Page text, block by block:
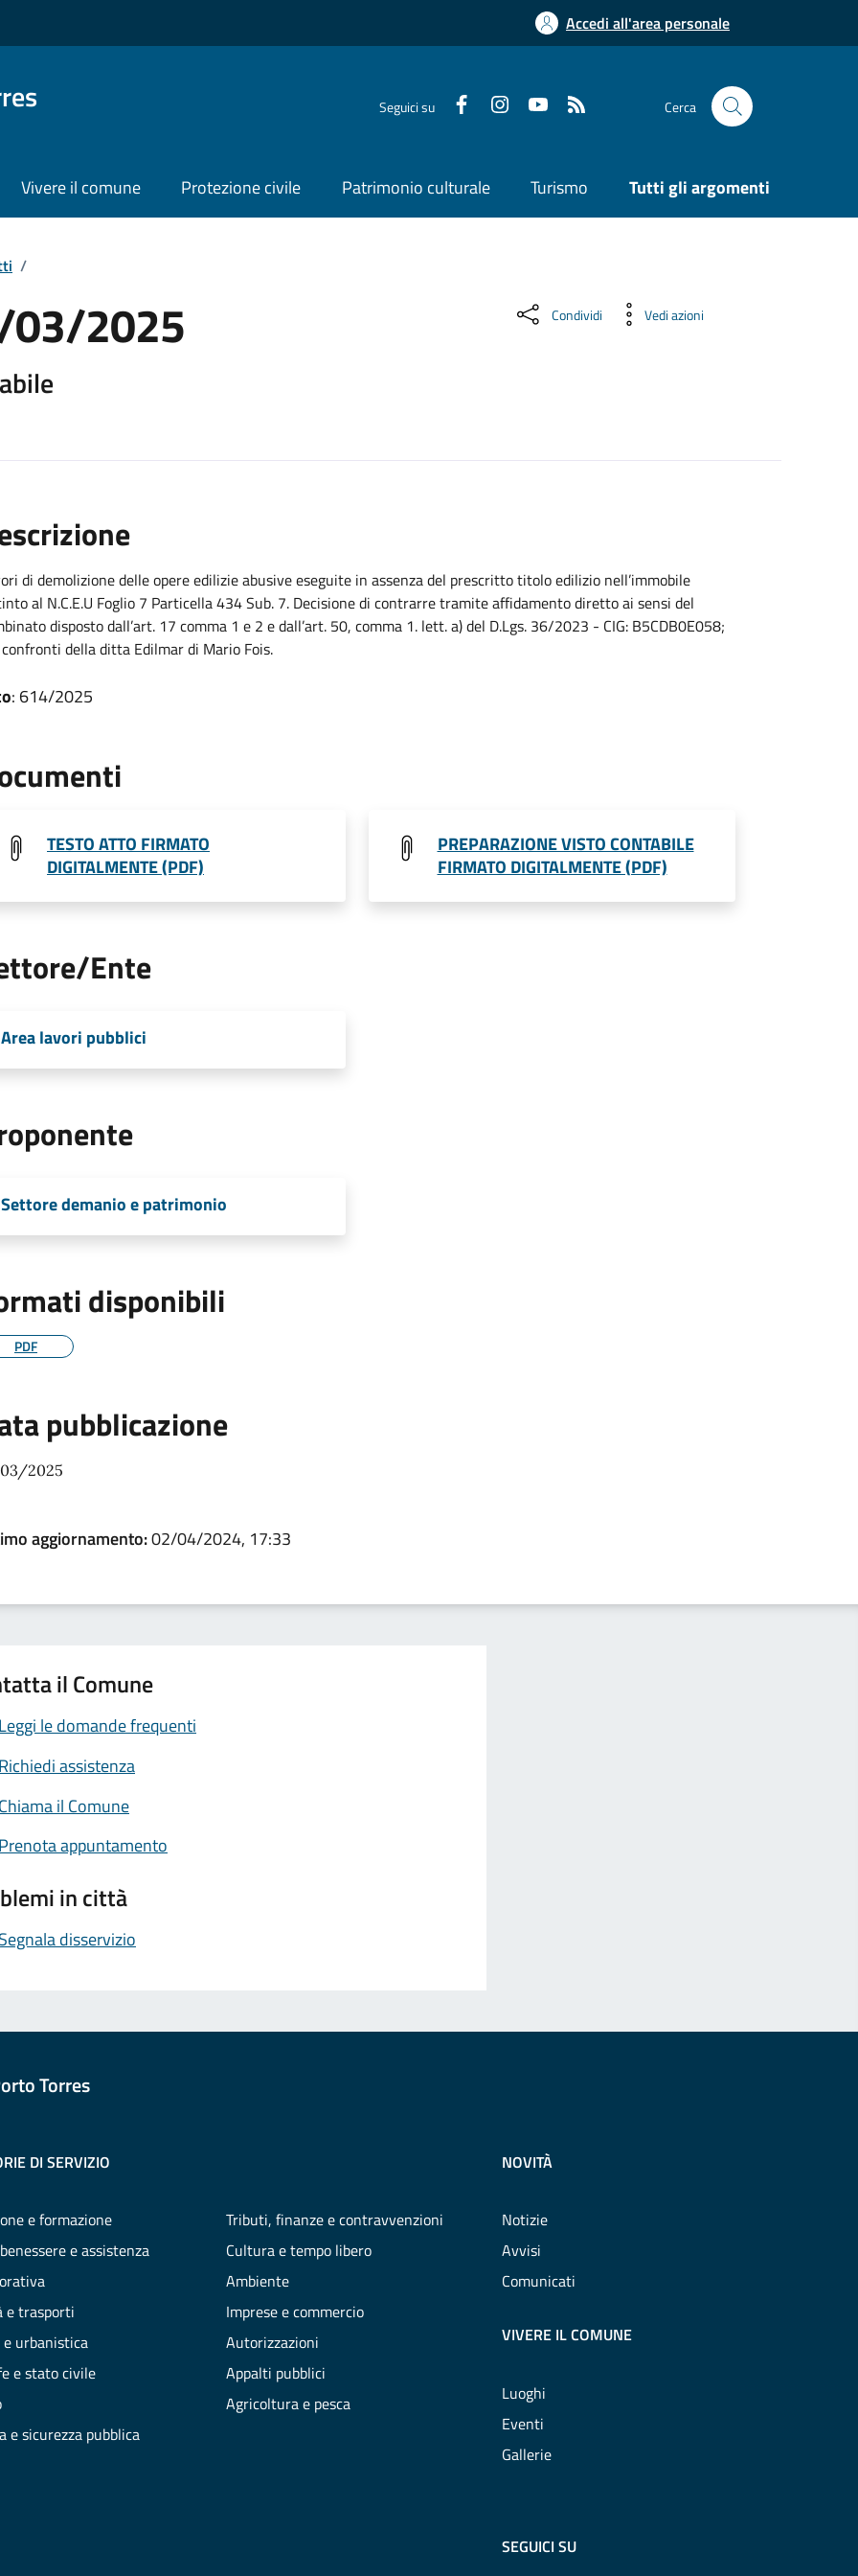
Accedi all'area personale
Seguici su Cerca
Vivere il comune Protezione civile Patrimonio culturale Turismo Tutti gli argomenti
/
03/2025 Condividi Vedi azioni
di demolizione delle opere edilizie abusive eseguite in assenza del prescritto titolo edilizio nell’immobile
al N.C.E.U Foglio 7 Particella 434 Sub. 7. Decisione di contrarre tramite affidamento diretto ai sensi del
disposto dall’art. 17 comma 1 e 2 e dall’art. 50, comma 1. lett. a) del D.Lgs. 36/2023 - CIG: B5CDB0E058;
della ditta Edilmar di Mario Fois.
: 614/2025
TESTO ATTO FIRMATO
DIGITALMENTE (PDF)
PREPARAZIONE VISTO CONTABILE
FIRMATO DIGITALMENTE (PDF)
Ente
Area lavori pubblici
Settore demanio e patrimonio
disponibili
PDF
pubblicazione
2025
aggiornamento:02/04/2024, 17:33
il Comune
le domande frequenti
assistenza
il Comune
appuntamento
in città
disservizio
Torres
DI SERVIZIO
e formazione
e assistenza
e trasporti
urbanistica
e stato civile
e sicurezza pubblica
Tributi, finanze e contravvenzioni
Cultura e tempo libero
Ambiente
Imprese e commercio
Autorizzazioni
Appalti pubblici
Agricoltura e pesca
NOVITÀ
Notizie
Avvisi
Comunicati
VIVERE IL COMUNE
Luoghi
Eventi
Gallerie
SEGUICI SU